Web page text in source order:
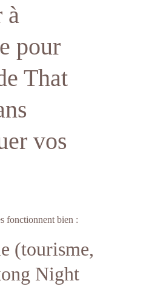
à
pour
That
vos
fonctionnent bien :
(tourisme,
Night